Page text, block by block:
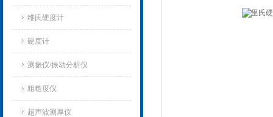
维氏硬度计
硬度计
测振仪/振动分析仪
粗糙度仪
超声波测厚仪